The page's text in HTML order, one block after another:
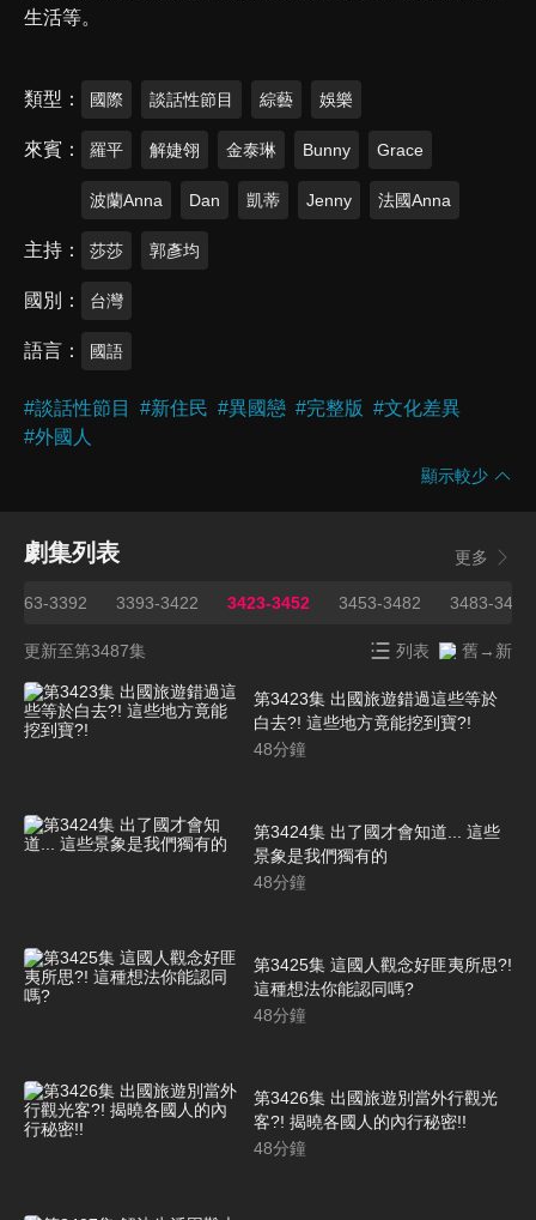
生活等。
類型 國際 談話性節目 綜藝 娛樂
來賓 羅平 解婕翎 金泰琳 Bunny Grace
波蘭Anna Dan 凱蒂 Jenny 法國Anna
主持 莎莎 郭彥均
國別 台灣
語言 國語
#談話性節目 #新住民 #異國戀 #完整版 #文化差異
#外國人
顯示較少
劇集列表 更多
3363-3392 3393-3422 3423-3452 3453-3482 3483-3487
更新至第3487集 列表 舊→新
第3423集 出國旅遊錯過這些等於
白去?! 這些地方竟能挖到寶?!
48分鐘
第3424集 出了國才會知道... 這些
景象是我們獨有的
48分鐘
第3425集 這國人觀念好匪夷所思?!
這種想法你能認同嗎?
48分鐘
第3426集 出國旅遊別當外行觀光
客?! 揭曉各國人的內行秘密!!
48分鐘